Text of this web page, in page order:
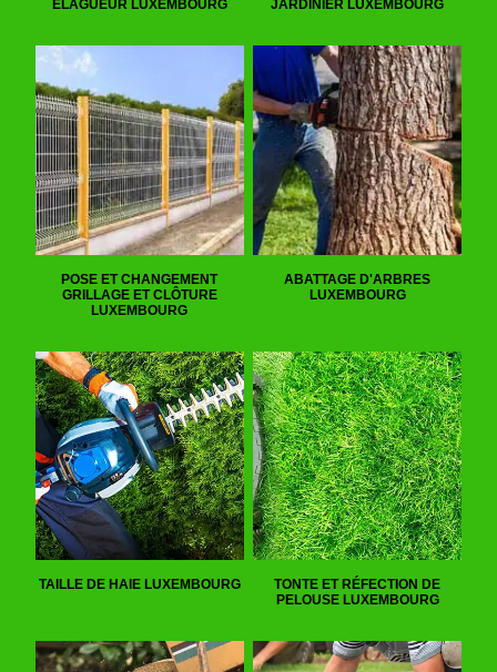
ELAGUEUR LUXEMBOURG JARDINIER LUXEMBOURG
POSE ET CHANGEMENT
GRILLAGE ET CLÔTURE
LUXEMBOURG
ABATTAGE D'ARBRES
LUXEMBOURG
TAILLE DE HAIE LUXEMBOURG
TONTE ET RÉFECTION DE
PELOUSE LUXEMBOURG